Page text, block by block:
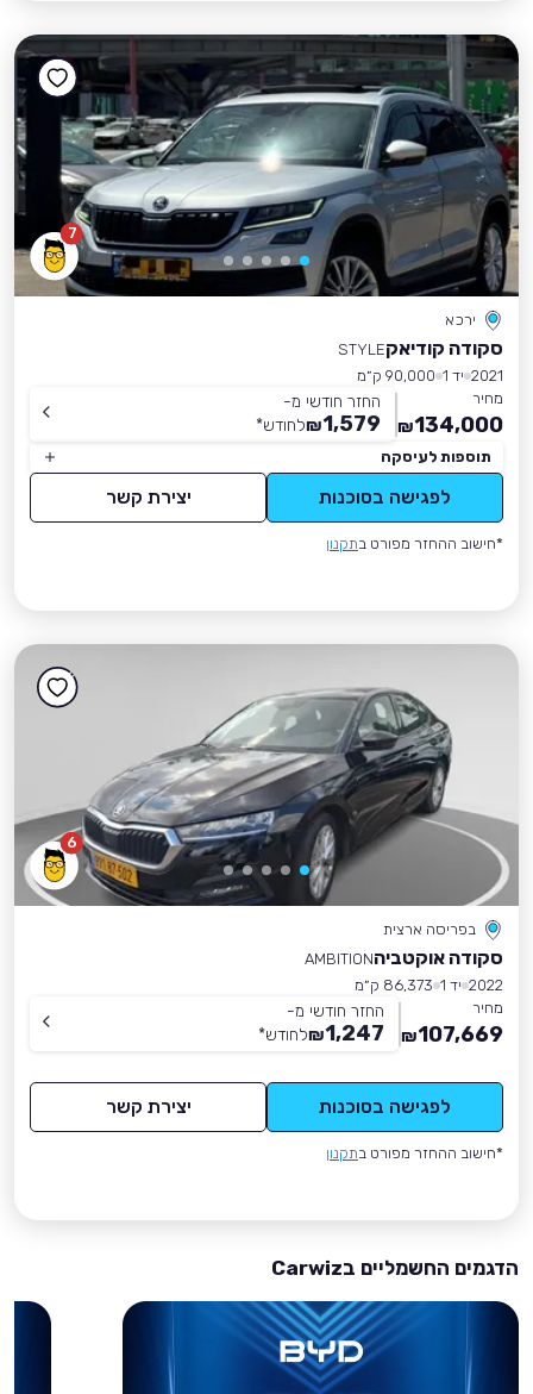
7
ירכא
סקודה קודיאקSTYLE
2021 יד 1
90,000 ק״מ
מחיר
134,000
₪
החזר חודשי מ-
1,579
₪לחודש*
תוספות לעיסקה
לפגישה בסוכנות יצירת קשר
*חישוב ההחזר מפורט בתקנון
6
בפריסה ארצית
סקודה אוקטביהAMBITION
2022 יד 1
86,373 ק״מ
מחיר
107,669
₪
החזר חודשי מ-
1,247
₪לחודש*
לפגישה בסוכנות יצירת קשר
*חישוב ההחזר מפורט בתקנון
הדגמים החשמליים בCarwiz